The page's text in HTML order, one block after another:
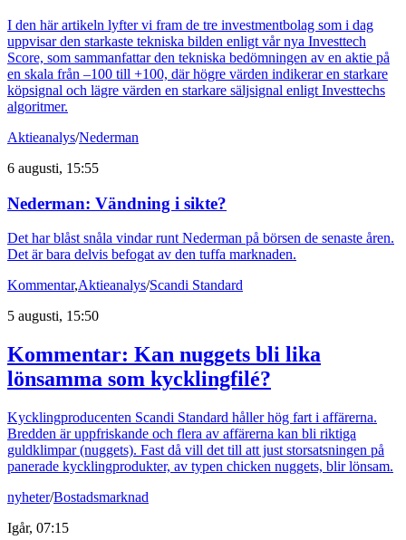
I den här artikeln lyfter vi fram de tre investmentbolag som i dag
uppvisar den starkaste tekniska bilden enligt vår nya Investtech
Score, som sammanfattar den tekniska bedömningen av en aktie på
en skala från –100 till +100, där högre värden indikerar en starkare
köpsignal och lägre värden en starkare säljsignal enligt Investtechs
algoritmer.
Aktieanalys/Nederman
6 augusti, 15:55
Nederman: Vändning i sikte?
Det har blåst snåla vindar runt Nederman på börsen de senaste åren.
Det är bara delvis befogat av den tuffa marknaden.
Kommentar,Aktieanalys/Scandi Standard
5 augusti, 15:50
Kommentar: Kan nuggets bli lika
lönsamma som kycklingfilé?
Kycklingproducenten Scandi Standard håller hög fart i affärerna.
Bredden är uppfriskande och flera av affärerna kan bli riktiga
guldklimpar (nuggets). Fast då vill det till att just storsatsningen på
panerade kycklingprodukter, av typen chicken nuggets, blir lönsam.
nyheter/Bostadsmarknad
Igår, 07:15